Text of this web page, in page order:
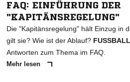
FAQ: EINFÜHRUNG DER
"KAPITÄNSREGELUNG"
Die "Kapitänsregelung" hält Einzug in
gilt sie? Wie ist der Ablauf?
Antworten zum Thema im FAQ.
Mehr lesen